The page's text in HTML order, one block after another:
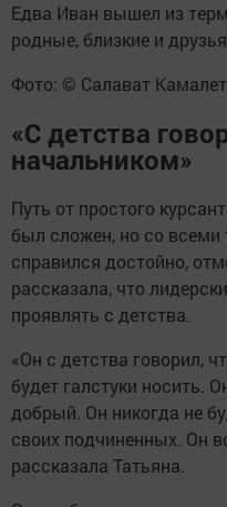
Едва Иван вышел из
родные, близкие и друзья
Фото: © Салават
«С детства
начальником»
Путь от простого
был сложен, но со
справился достойно,
рассказала, что
проявлять с детства.
«Он с детства говорил,
будет галстуки носить.
добрый. Он никогда не
своих подчиненных. Он
рассказала Татьяна.